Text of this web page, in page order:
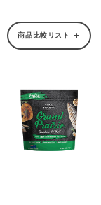
商品比較リスト